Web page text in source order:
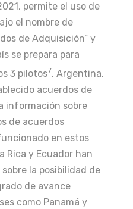
permite el uso de
el nombre de
de Adquisición” y
se prepara para
3 pilotos7. Argentina,
acuerdos de
información sobre
de acuerdos
en estos
Rica y Ecuador han
la posibilidad de
de avance
como Panamá y